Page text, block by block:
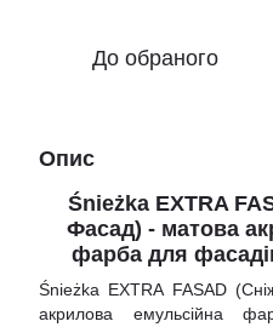
До обраного
Опис
Śnieżka EXTRA
Фасад) - матова
фарба для
Śnieżka EXTRA FASAD
акрилова емульсійна